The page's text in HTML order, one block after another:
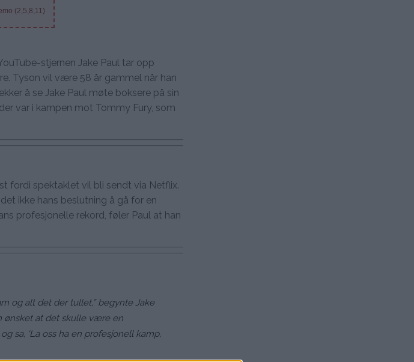
(2,5,8,11)
stjernen Jake Paul tar opp
Tyson vil være 58 år gammel når han
å se Jake Paul møte boksere på sin
var i kampen mot Tommy Fury, som
fordi spektaklet vil bli sendt via Netflix.
ikke hans beslutning å gå for en
profesjonelle rekord, føler Paul at han
og alt det der tullet,” begynte Jake
ønsket at det skulle være en
sa, ‘La oss ha en profesjonell kamp,